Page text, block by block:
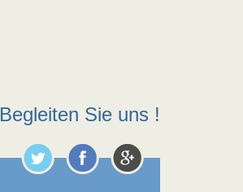
Begleiten Sie uns !